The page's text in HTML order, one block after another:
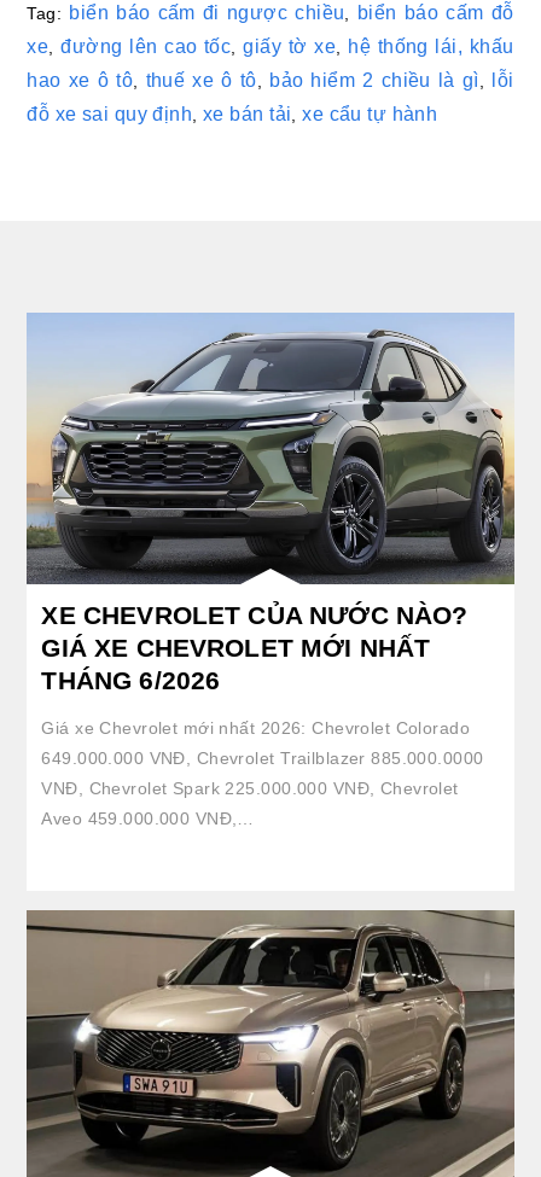
Tag: biển báo cấm đi ngược chiều
biển báo cấm đỗ
xe ,đường lên cao tốc ,giấy tờ xe hệ thống lái, khấu
hao xe ô tô
thuế xe ô tô bảo hiểm 2 chiều là gì
lỗi
đỗ xe sai quy định ,xe bán tải ,xe cẩu tự hành
XE CHEVROLET CỦA NƯỚC NÀO?
GIÁ XE CHEVROLET MỚI NHẤT
THÁNG 6/2026
Giá xe Chevrolet mới nhất 2026: Chevrolet Colorado
649.000.000 VNĐ, Chevrolet Trailblazer 885.000.0000
VNĐ, Chevrolet Spark 225.000.000 VNĐ, Chevrolet
Aveo 459.000.000 VNĐ,…